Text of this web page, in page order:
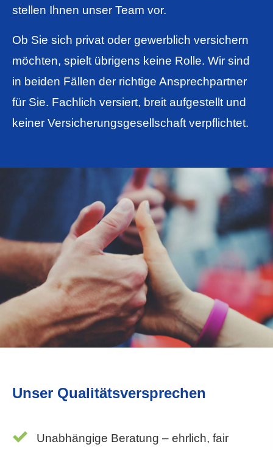
stellen Ihnen unser Team vor.
Ob Sie sich privat oder gewerblich ver­sichern
möchten, spielt übrigens keine Rolle. Wir sind
in beiden Fällen der richtige Ansprechpartner
für Sie. Fachlich versiert, breit aufgestellt und
keiner Versicherungsgesellschaft verpflichtet.
Unser Qualitätsversprechen
Unabhängige Beratung – ehrlich, fair